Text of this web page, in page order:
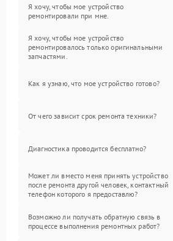
Я хочу, чтобы мое устройство
ремонтировали при мне.
Я хочу, чтобы мое устройство
ремонтировалось только оригинальными
запчастями.
Как я узнаю, что мое устройство готово?
От чего зависит срок ремонта техники?
Диагностика проводится бесплатно?
Может ли вместо меня принять устройство
после ремонта другой человек, контактный
телефон которого я предоставлю?
Возможно ли получать обратную связь в
процессе выполнения ремонтных работ?